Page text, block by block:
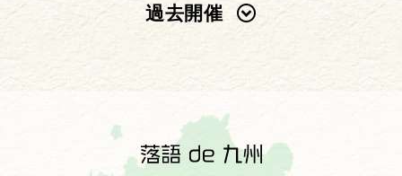
過去開催
2022年